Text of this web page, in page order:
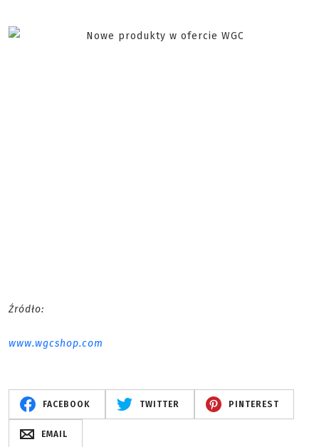
Źródło:
www.wgcshop.com
FACEBOOK TWITTER PINTEREST
EMAIL